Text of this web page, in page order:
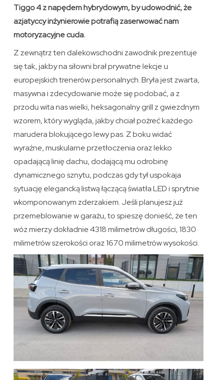
Tiggo 4 z napędem hybrydowym, by udowodnić, że
azjatyccy inżynierowie potrafią zaserwować nam
motoryzacyjne cuda.
Z zewnątrz ten dalekowschodni zawodnik prezentuje
się tak, jakby na siłowni brał prywatne lekcje u
europejskich trenerów personalnych. Bryła jest zwarta,
masywna i zdecydowanie może się podobać, a z
przodu wita nas wielki, heksagonalny grill z gwiezdnym
wzorem, który wygląda, jakby chciał pożreć każdego
marudera blokującego lewy pas. Z boku widać
wyraźne, muskularne przetłoczenia oraz lekko
opadającą linię dachu, dodającą mu odrobinę
dynamicznego sznytu, podczas gdy tył uspokaja
sytuację elegancką listwą łączącą światła LED i sprytnie
wkomponowanym zderzakiem. Jeśli planujesz już
przemeblowanie w garażu, to spieszę donieść, że ten
wóz mierzy dokładnie 4318 milimetrów długości, 1830
milimetrów szerokości oraz 1670 milimetrów wysokości.